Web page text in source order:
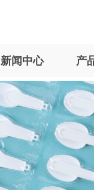
新闻中心 产